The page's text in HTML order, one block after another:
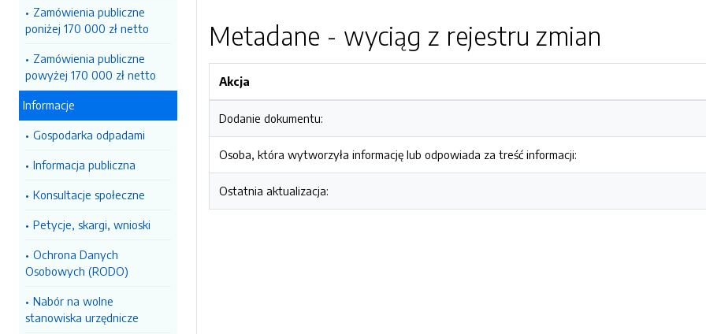
Zamówienia publiczne
poniżej 170 000 zł netto
Zamówienia publiczne
powyżej 170 000 zł netto
Informacje
Gospodarka odpadami
Informacja publiczna
Konsultacje społeczne
Petycje, skargi, wnioski
Ochrona Danych
Osobowych (RODO)
Nabór na wolne
stanowiska urzędnicze
Metadane - wyciąg z rejestru zmian
Akcja
Dodanie dokumentu:
Osoba, która wytworzyła informację lub odpowiada za treść informacji:
Ostatnia aktualizacja: